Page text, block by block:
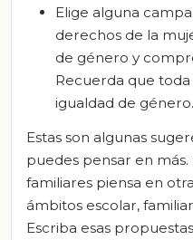
Elige alguna
derechos de la
de género y
Recuerda que
igualdad de género.
Estas son algunas
puedes pensar en
familiares piensa en
ámbitos escolar,
Escriba esas